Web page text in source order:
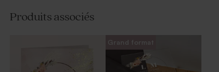
Produits associés
Grand format